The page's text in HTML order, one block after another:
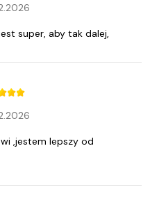
super, aby tak dalej,
,jestem lepszy od